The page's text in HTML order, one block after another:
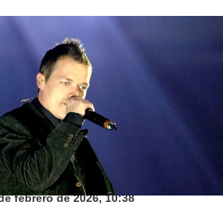
febrero de 2026, 10:38